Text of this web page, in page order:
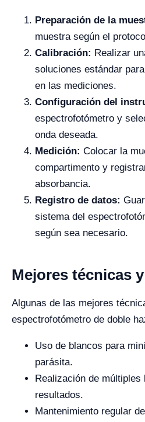
Preparación de la
muestra según el
Calibración: Realizar
soluciones estándar
en las mediciones.
Configuración del
espectrofotómetro y
onda deseada.
Medición: Colocar la
compartimento y
absorbancia.
Registro de datos:
sistema del
según sea necesario.
Mejores técnicas
Algunas de las mejores
espectrofotómetro de doble
Uso de blancos para
parásita.
Realización de
resultados.
Mantenimiento regular